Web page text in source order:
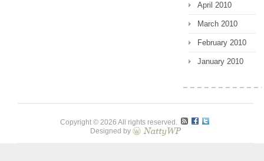
April 2010
March 2010
February 2010
January 2010
Copyright © 2026 All rights reserved.
Designed by